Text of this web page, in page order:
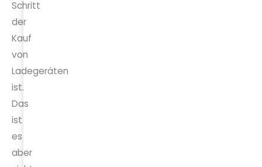
Schritt
der
Kauf
von
Ladegeräten
ist.
Das
ist
es
aber